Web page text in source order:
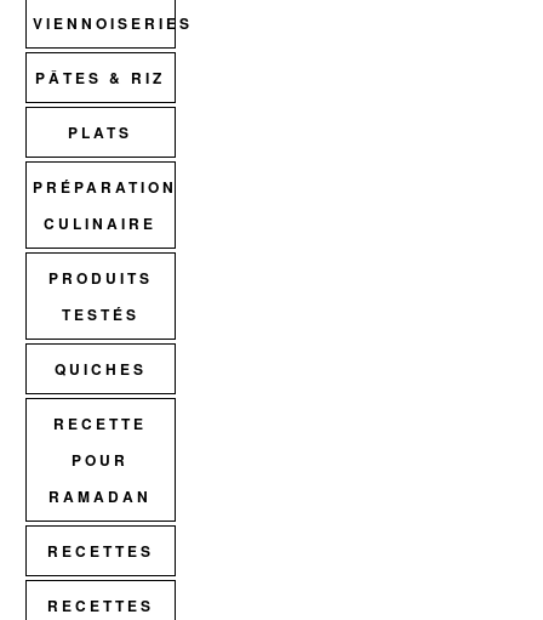
VIENNOISERIES
PÂTES & RIZ
PLATS
PRÉPARATION
CULINAIRE
PRODUITS
TESTÉS
QUICHES
RECETTE
POUR
RAMADAN
RECETTES
RECETTES